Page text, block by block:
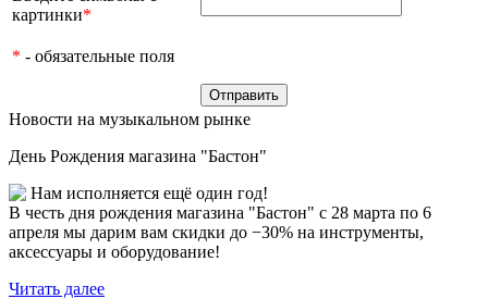
картинки*
* - обязательные поля
Новости на музыкальном рынке
День Рождения магазина "Бастон"
Нам исполняется ещё один год!
В честь дня рождения магазина "Бастон" с 28 марта по 6
апреля мы дарим вам скидки до −30% на инструменты,
аксессуары и оборудование!
Читать далее